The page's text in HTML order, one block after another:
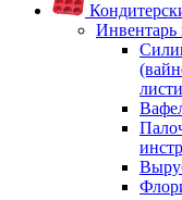
Инвентарь